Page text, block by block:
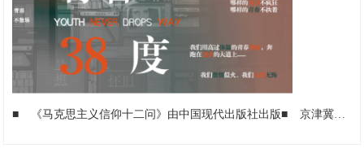
■ 《马克思主义信仰十二问》由中国现代出版社出版■ 京津冀媒体备忘录签署，“媒体+”打造副中心高品质朋友圈